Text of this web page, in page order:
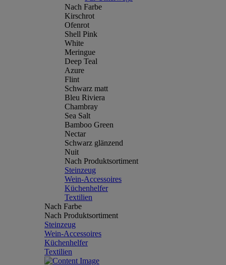
Nach Farbe
Kirschrot
Ofenrot
Shell Pink
White
Meringue
Deep Teal
Azure
Flint
Schwarz matt
Bleu Riviera
Chambray
Sea Salt
Bamboo Green
Nectar
Schwarz glänzend
Nuit
Nach Produktsortiment
Steinzeug
Wein-Accessoires
Küchenhelfer
Textilien
Nach Farbe
Nach Produktsortiment
Steinzeug
Wein-Accessoires
Küchenhelfer
Textilien